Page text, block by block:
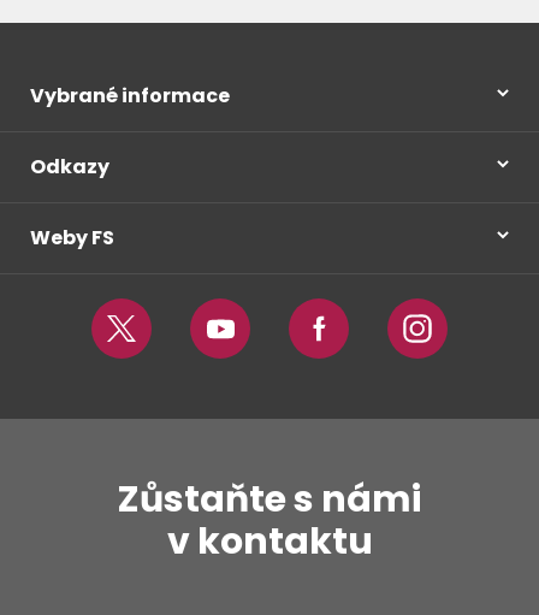
Vybrané informace
Odkazy
Weby FS
Twitter Youtube Facebook Instagram
Zůstaňte s námi
v kontaktu